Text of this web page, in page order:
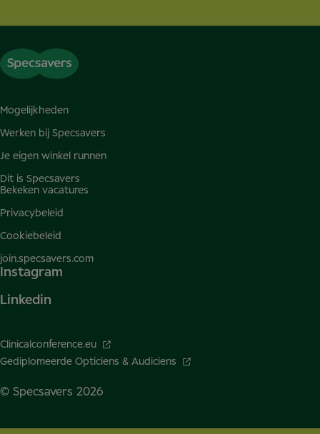
Mogelijkheden
Werken bij Specsavers
Je eigen winkel runnen
Dit is Specsavers
Bekeken vacatures
Privacybeleid
Cookiebeleid
join.specsavers.com
Instagram
Linkedin
Clinicalconference.eu
Gediplomeerde Opticiens & Audiciens
© Specsavers 2026